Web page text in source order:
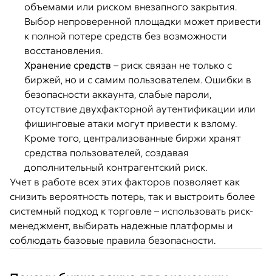
объемами или риском внезапного закрытия.
Выбор непроверенной площадки может привести
к полной потере средств без возможности
восстановления.
Хранение средств – риск связан не только с
биржей, но и с самим пользователем. Ошибки в
безопасности аккаунта, слабые пароли,
отсутствие двухфакторной аутентификации или
фишинговые атаки могут привести к взлому.
Кроме того, централизованные биржи хранят
средства пользователей, создавая
дополнительный контрагентский риск.
Учет в работе всех этих факторов позволяет как
снизить вероятность потерь, так и выстроить более
системный подход к торговле – использовать риск-
менеджмент, выбирать надежные платформы и
соблюдать базовые правила безопасности.